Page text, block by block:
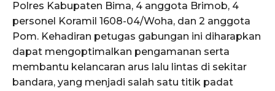
Polres Kabupaten Bima, 4 anggota Brimob, 4
personel Koramil 1608-04/Woha, dan 2 anggota
Pom. Kehadiran petugas gabungan ini diharapkan
dapat mengoptimalkan pengamanan serta
membantu kelancaran arus lalu lintas di sekitar
bandara, yang menjadi salah satu titik padat